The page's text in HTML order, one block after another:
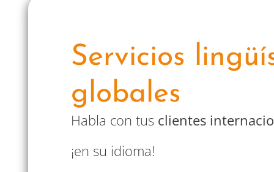
Servicios
globales
Habla con tus clientes
¡en su idioma!